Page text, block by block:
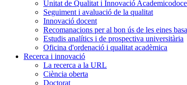
Unitat de Qualitat i Innovació
Seguiment i avaluació de la qualitat
Innovació docent
Recomanacions per al bon ús de les eines
Estudis analítics i de prospectiva universitària
Oficina d'ordenació i qualitat acadèmica
Recerca i innovació
La recerca a la URL
Ciència oberta
Doctorat